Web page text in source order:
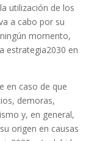
utilización de los
a cabo por su
momento,
estrategia2030 en
en caso de que
demoras,
y, en general,
origen en causas